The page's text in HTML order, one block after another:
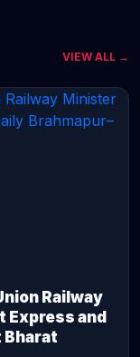
VIEW ALL →
Railway
Express and
Bharat